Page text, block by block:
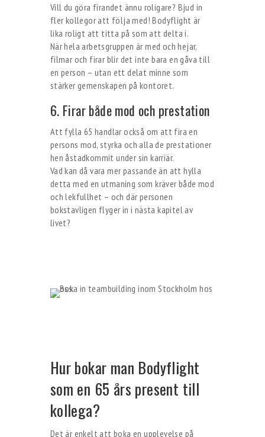
Vill du göra firandet ännu roligare? Bjud in
fler kollegor att följa med! Bodyflight är
lika roligt att titta på som att delta i.
När hela arbetsgruppen är med och hejar,
filmar och firar blir det inte bara en gåva till
en person – utan ett delat minne som
stärker gemenskapen på kontoret.
6. Firar både mod och prestation
Att fylla 65 handlar också om att fira en
persons mod, styrka och alla de prestationer
hen åstadkommit under sin karriär.
Vad kan då vara mer passande än att hylla
detta med en utmaning som kräver både mod
och lekfullhet – och där personen
bokstavligen flyger in i nästa kapitel av
livet?
Hur bokar man Bodyflight
som en 65 års present till
kollega?
Det är enkelt att boka en upplevelse på